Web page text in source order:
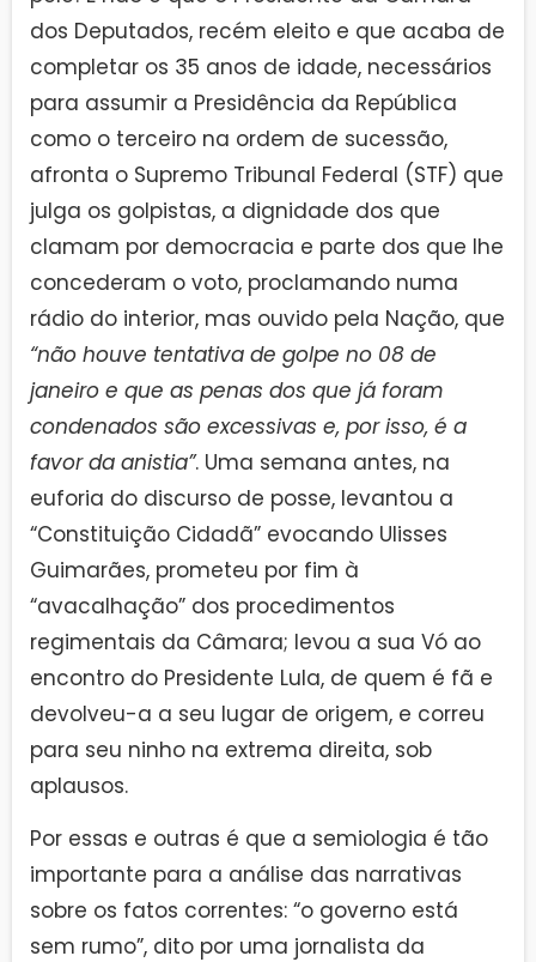
dos Deputados, recém eleito e que acaba de
completar os 35 anos de idade, necessários
para assumir a Presidência da República
como o terceiro na ordem de sucessão,
afronta o Supremo Tribunal Federal (STF) que
julga os golpistas, a dignidade dos que
clamam por democracia e parte dos que lhe
concederam o voto, proclamando numa
rádio do interior, mas ouvido pela Nação, que
“não houve tentativa de golpe no 08 de
janeiro e que as penas dos que já foram
condenados são excessivas e, por isso, é a
favor da anistia”. Uma semana antes, na
euforia do discurso de posse, levantou a
“Constituição Cidadã” evocando Ulisses
Guimarães, prometeu por fim à
“avacalhação” dos procedimentos
regimentais da Câmara; levou a sua Vó ao
encontro do Presidente Lula, de quem é fã e
devolveu-a a seu lugar de origem, e correu
para seu ninho na extrema direita, sob
aplausos.
Por essas e outras é que a semiologia é tão
importante para a análise das narrativas
sobre os fatos correntes: “o governo está
sem rumo”, dito por uma jornalista da